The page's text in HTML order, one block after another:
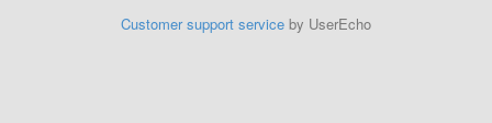
Customer support service by UserEcho